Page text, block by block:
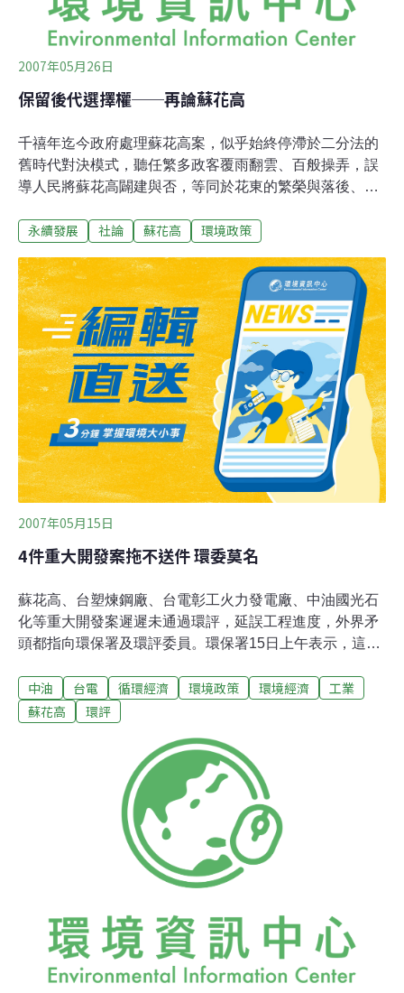
2007年05月26日
保留後代選擇權──再論蘇花高
千禧年迄今政府處理蘇花高案，似乎始終停滯於二分法的
舊時代對決模式，聽任繁多政客覆雨翻雲、百般操弄，誤
導人民將蘇花高闢建與否，等同於花東的繁榮與落後、生
不容，事實上，漫長的七年間應有完善的種種替代方案以
繁多建言，奈何政出多門、反覆搖擺、朝令夕改，終而再
爆現今紛擾，蘇花高案讓筆者想起反核二十餘年，敗在執
政者粗糙的一聲核四停工命令，導致共犯結構網全面反
撲，落得浪費鉅額民脂民膏，還歸復工的悲劇。 基於歷史
回顧與前瞻，筆者重申長年一貫的見解，再度就教國人。
一、蘇花高係在未考慮自然生界永續發展的舊時代所規
劃，背景觀念大抵以人定勝天、開發至上、無限成長、經
濟掛帥為圭皋，此等舊時代全國交通網計畫包括6條橫貫
公路、環島快速公路網等等；而1990年代以降，過往以農
林培養工商等，過度開發之肇災運動超越飽和或臨界
永續發展 社論 蘇花高 環境政策
2007年05月15日
4件重大開發案拖不送件 環委莫名
蘇花高、台塑煉鋼廠、台電彰工火力發電廠、中油國光石
化等重大開發案遲遲未通過環評，延誤工程進度，外界矛
頭都指向環保署及環評委員。環保署15日上午表示，這些
個月開一次，但4月無案可審，環評大會被取消，5月4日
大會也流會。至於專業小組細部審查會議原先每天都有2
塑、台電、中油及國工局等單位機構刻意遲交補件資料，
目的就是想拖過現任第6任環評委員的任期。工商界普遍
認為，這屆部分環評委員審查標準過，新任環委下手可能
輕一點。 由於第二階段環評的規定更為嚴格，除了報告內
容需更加完整之外，還需有民眾參與討論，且完成相關調
查報告，除了拉長審查時間，通過環評的可能性更低，因
此，事業單位都不想進入二階環評。
中油 台電 循環經濟 環境政策 環境經濟
工業
蘇花高
環評